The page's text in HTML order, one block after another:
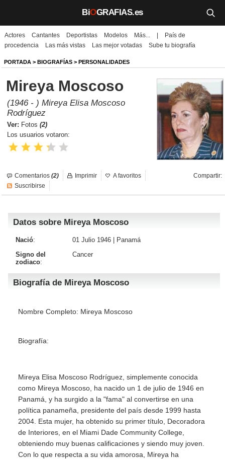
BiOGRAFIAS.es
Biografías
Películas
TV
Música
Un día como hoy
Videos
Galerías
Noticias
Iniciar sesión
Actores Cantantes Deportistas Modelos Más...
País de
procedencia
Las más vistas Las mejor votadas Sube tu biografía
PORTADA > BIOGRAFÍAS > PERSONALIDADES
Mireya Moscoso
(1946 - ) Mireya Elisa Moscoso
Rodríguez
Ver: Fotos (2)
Los usuarios votaron:
Comentarios (2) Compartir:
Imprimir
A favoritos
Suscribirse
Datos sobre Mireya Moscoso
Nació: 01 Julio 1946 |
Panamá
Signo del
zodiaco:
Cancer
Biografía de Mireya Moscoso
Nombre Completo: Mireya Moscoso
Biografía:
Mireya Elisa Moscoso Rodríguez, simplemente conocida
como Mireya Moscoso, ha nacido un 1 de julio de 1946 en
Panamá, y ha surgido a la "fama" al convertirse en una
política panameña, presidente del país desde 1999 hasta
2004. Esta mujer, ha obtenido su primer título, Decoradora
de Interiores, en el Miami Dade Community College,
obteniendo muy buenas calificaciones y siendo muy joven.
Con lo que respecta a su vida amorosa, Mireya ha